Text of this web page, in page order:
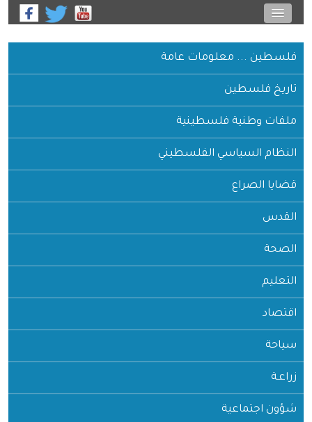
فلسطين ... معلومات عامة
تاريخ فلسطين
ملفات وطنية فلسطينية
النظام السياسي الفلسطيني
قضايا الصراع
القدس
الصحة
التعليم
اقتصاد
سياحة
زراعـة
شؤون اجتماعية